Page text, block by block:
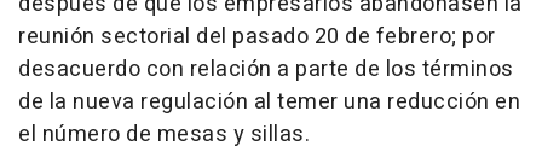
reunión sectorial del pasado 20 de febrero; por
desacuerdo con relación a parte de los términos
de la nueva regulación al temer una reducción en
el número de mesas y sillas.